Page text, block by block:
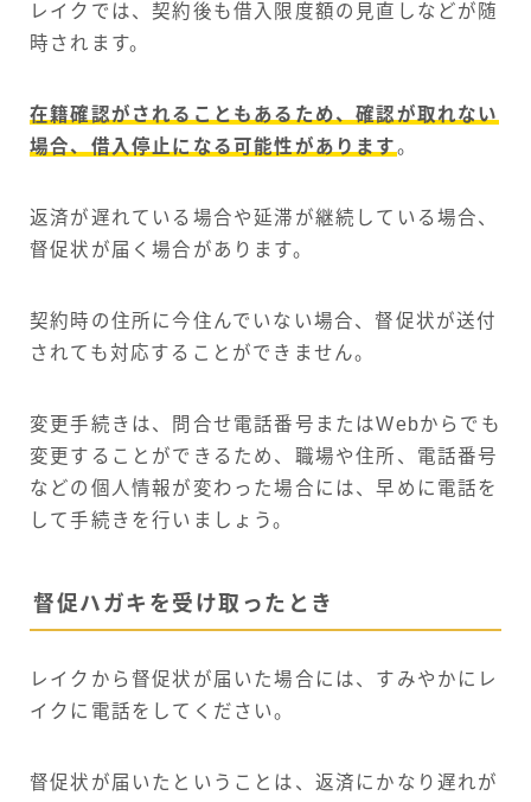
レイクでは、契約後も借入限度額の見直しなどが随
時されます。
在籍確認がされることもあるため、確認が取れない
場合、借入停止になる可能性があります。
返済が遅れている場合や延滞が継続している場合、
督促状が届く場合があります。
契約時の住所に今住んでいない場合、督促状が送付
されても対応することができません。
変更手続きは、問合せ電話番号またはWebからでも
変更することができるため、職場や住所、電話番号
などの個人情報が変わった場合には、早めに電話を
して手続きを行いましょう。
督促ハガキを受け取ったとき
レイクから督促状が届いた場合には、すみやかにレ
イクに電話をしてください。
督促状が届いたということは、返済にかなり遅れが